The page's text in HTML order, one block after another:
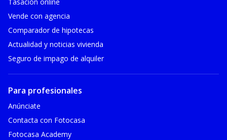
Vende con agencia
Comparador de hipotecas
Actualidad y noticias vivienda
Seguro de impago de alquiler
Para profesionales
Anúnciate
Contacta con Fotocasa
Fotocasa Academy